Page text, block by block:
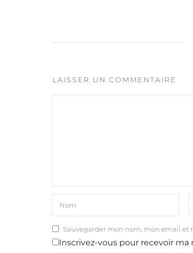
LAISSER UN COMMENTAIRE
Sauvegarder mon nom, mon email et
Inscrivez-vous pour recevoir